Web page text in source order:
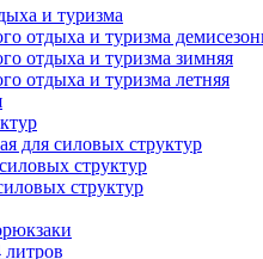
и туризма
отдыха и туризма
отдыха и туризма зимняя
отдыха и туризма летняя
для силовых структур
структур
структур
литров